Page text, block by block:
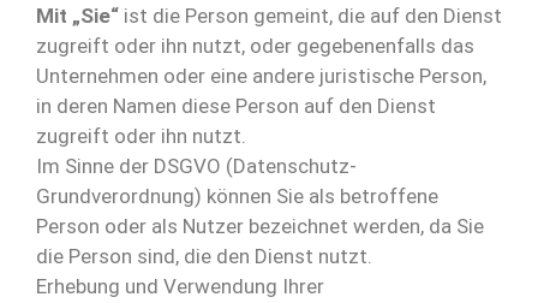
Mit „Sie“ ist die Person gemeint, die auf den Dienst
zugreift oder ihn nutzt, oder gegebenenfalls das
Unternehmen oder eine andere juristische Person,
in deren Namen diese Person auf den Dienst
zugreift oder ihn nutzt.
Im Sinne der DSGVO (Datenschutz-
Grundverordnung) können Sie als betroffene
Person oder als Nutzer bezeichnet werden, da Sie
die Person sind, die den Dienst nutzt.
Erhebung und Verwendung Ihrer